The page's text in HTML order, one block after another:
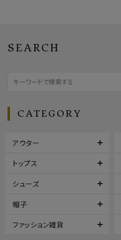
SEARCH
CATEGORY
アウター
トップス
シューズ
帽子
ファッション雑貨